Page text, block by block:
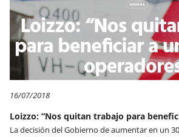
16/07/2018
Loizzo: “Nos quitan trabajo para
La decisión del Gobierno de aumentar en un